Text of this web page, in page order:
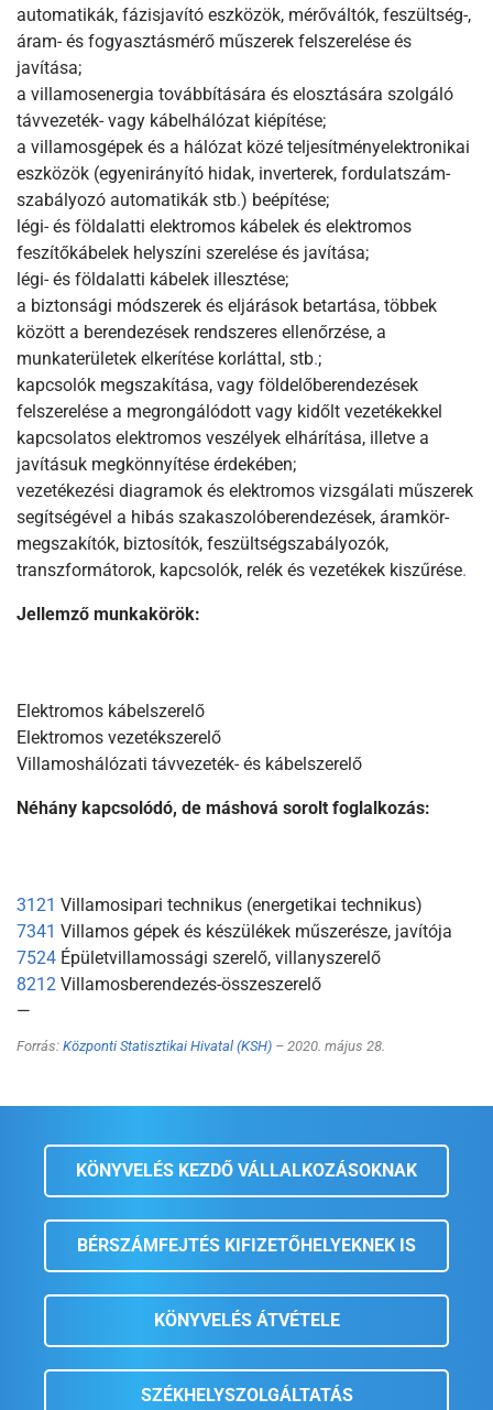
automatikák, fázisjavító eszközök, mérőváltók, feszültség-,
áram- és fogyasztásmérő műszerek felszerelése és
javítása;
a villamosenergia továbbítására és elosztására szolgáló
távvezeték- vagy kábelhálózat kiépítése;
a villamosgépek és a hálózat közé teljesítményelektronikai
eszközök (egyenirányító hidak, inverterek, fordulatszám-
szabályozó automatikák stb.) beépítése;
légi- és földalatti elektromos kábelek és elektromos
feszítőkábelek helyszíni szerelése és javítása;
légi- és földalatti kábelek illesztése;
a biztonsági módszerek és eljárások betartása, többek
között a berendezések rendszeres ellenőrzése, a
munkaterületek elkerítése korláttal, stb.;
kapcsolók megszakítása, vagy földelőberendezések
felszerelése a megrongálódott vagy kidőlt vezetékekkel
kapcsolatos elektromos veszélyek elhárítása, illetve a
javításuk megkönnyítése érdekében;
vezetékezési diagramok és elektromos vizsgálati műszerek
segítségével a hibás szakaszolóberendezések, áramkör-
megszakítók, biztosítók, feszültségszabályozók,
transzformátorok, kapcsolók, relék és vezetékek kiszűrése.
Jellemző munkakörök:
Elektromos kábelszerelő
Elektromos vezetékszerelő
Villamoshálózati távvezeték- és kábelszerelő
Néhány kapcsolódó, de máshová sorolt foglalkozás:
3121 Villamosipari technikus (energetikai technikus)
7341 Villamos gépek és készülékek műszerésze, javítója
7524 Épületvillamossági szerelő, villanyszerelő
8212 Villamosberendezés-összeszerelő
—
Forrás: Központi Statisztikai Hivatal (KSH) – 2020. május 28.
KÖNYVELÉS KEZDŐ VÁLLALKOZÁSOKNAK
BÉRSZÁMFEJTÉS KIFIZETŐHELYEKNEK IS
KÖNYVELÉS ÁTVÉTELE
SZÉKHELYSZOLGÁLTATÁS